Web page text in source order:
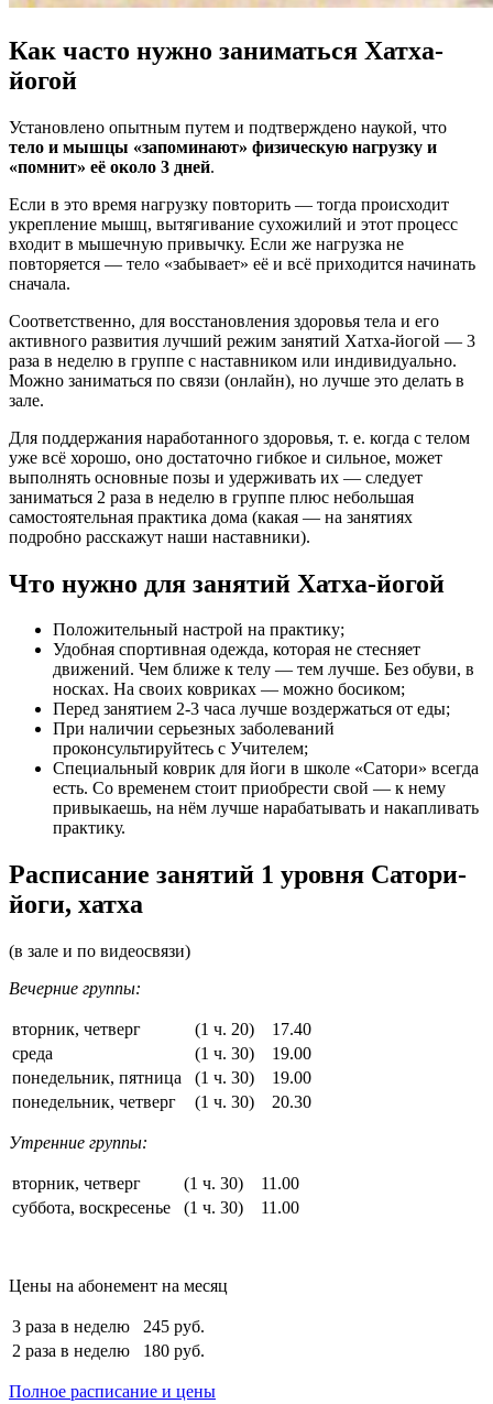
Как часто нужно заниматься Хатха-
йогой
Установлено опытным путем и подтверждено наукой, что
тело и мышцы «запоминают» физическую нагрузку и
«помнит» её около 3 дней.
Если в это время нагрузку повторить — тогда происходит
укрепление мышц, вытягивание сухожилий и этот процесс
входит в мышечную привычку. Если же нагрузка не
повторяется — тело «забывает» её и всё приходится начинать
сначала.
Соответственно, для восстановления здоровья тела и его
активного развития лучший режим занятий Хатха-йогой — 3
раза в неделю в группе с наставником или индивидуально.
Можно заниматься по связи (онлайн), но лучше это делать в
зале.
Для поддержания наработанного здоровья, т. е. когда с телом
уже всё хорошо, оно достаточно гибкое и сильное, может
выполнять основные позы и удерживать их — следует
заниматься 2 раза в неделю в группе плюс небольшая
самостоятельная практика дома (какая — на занятиях
подробно расскажут наши наставники).
Что нужно для занятий Хатха-йогой
Положительный настрой на практику;
Удобная спортивная одежда, которая не стесняет
движений. Чем ближе к телу — тем лучше. Без обуви, в
носках. На своих ковриках — можно босиком;
Перед занятием 2-3 часа лучше воздержаться от еды;
При наличии серьезных заболеваний
проконсультируйтесь с Учителем;
Специальный коврик для йоги в школе «Сатори» всегда
есть. Со временем стоит приобрести свой — к нему
привыкаешь, на нём лучше нарабатывать и накапливать
практику.
Расписание занятий 1 уровня Сатори-
йоги, хатха
(в зале и по видеосвязи)
Вечерние группы:
вторник, четверг (1 ч. 20)
17.40
среда
(1 ч. 30)
19.00
понедельник, пятница
(1 ч. 30)
19.00
понедельник, четверг
(1 ч. 30) 20.30
Утренние группы:
вторник, четверг (1 ч. 30)
11.00
суббота, воскресенье
(1 ч. 30) 11.00
Цены на абонемент на месяц
3 раза в неделю
245 руб.
2 раза в неделю
180 руб.
Полное расписание и цены